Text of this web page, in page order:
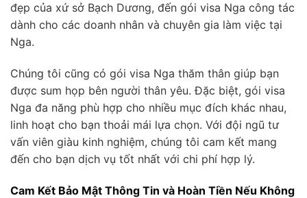
đẹp của xứ sở Bạch Dương, đến gói visa Nga công tác
dành cho các doanh nhân và chuyên gia làm việc tại
Nga.
Chúng tôi cũng có gói visa Nga thăm thân giúp bạn
được sum họp bên người thân yêu. Đặc biệt, gói visa
Nga đa năng phù hợp cho nhiều mục đích khác nhau,
linh hoạt cho bạn thoải mái lựa chọn. Với đội ngũ tư
vấn viên giàu kinh nghiệm, chúng tôi cam kết mang
đến cho bạn dịch vụ tốt nhất với chi phí hợp lý.
Cam Kết Bảo Mật Thông Tin và Hoàn Tiền Nếu Không